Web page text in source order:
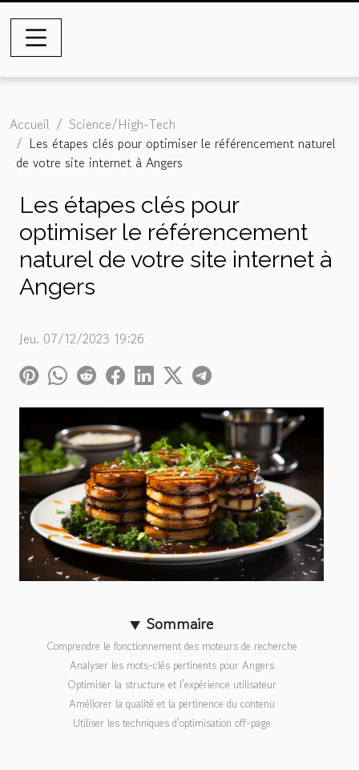
Accueil
Science/High-Tech
Les étapes clés pour optimiser le référencement naturel
de votre site internet à Angers
Les étapes clés pour
optimiser le référencement
naturel de votre site internet à
Angers
Jeu. 07/12/2023 19:26
Sommaire
Comprendre le fonctionnement des moteurs de recherche
Analyser les mots-clés pertinents pour Angers
Optimiser la structure et l'expérience utilisateur
Améliorer la qualité et la pertinence du contenu
Utiliser les techniques d'optimisation off-page